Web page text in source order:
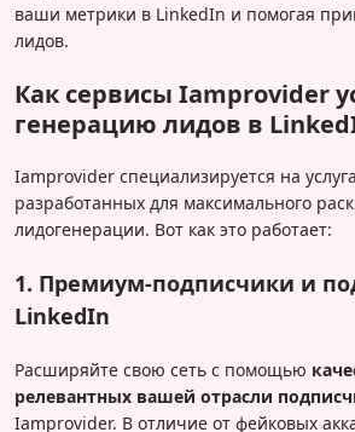
ваши метрики в LinkedIn и помогая
лидов.
Как сервисы Iamprovider
генерацию лидов в
Iamprovider специализируется на
разработанных для максимального
лидогенерации. Вот как это работает:
1. Премиум-подписчики и
LinkedIn
Расширяйте свою сеть с помощью
релевантных вашей отрасли
Iamprovider. В отличие от фейковых